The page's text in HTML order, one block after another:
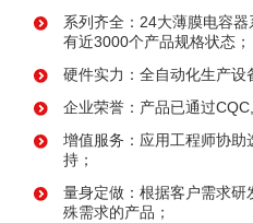
系列齐全：24大薄膜电容器
有近3000个产品规格状态；
硬件实力：全自动化生产设
企业荣誉：产品已通过
增值服务：应用工程师协
持；
量身定做：根据客户需求
殊需求的产品；